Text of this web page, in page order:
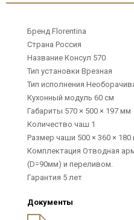
Бренд Florentina
Страна Россия
Название Консул 570
Тип установки Врезная
Тип исполнения
Кухонный модуль 60 см
Габариты 570 × 500 × 197 мм
Количество чаш 1
Размер чаши 500 × 360 × 180
Комплектация Отводная
(D=90мм) и переливом.
Гарантия 5 лет
Документы